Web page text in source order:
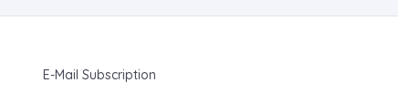
E-Mail Subscription